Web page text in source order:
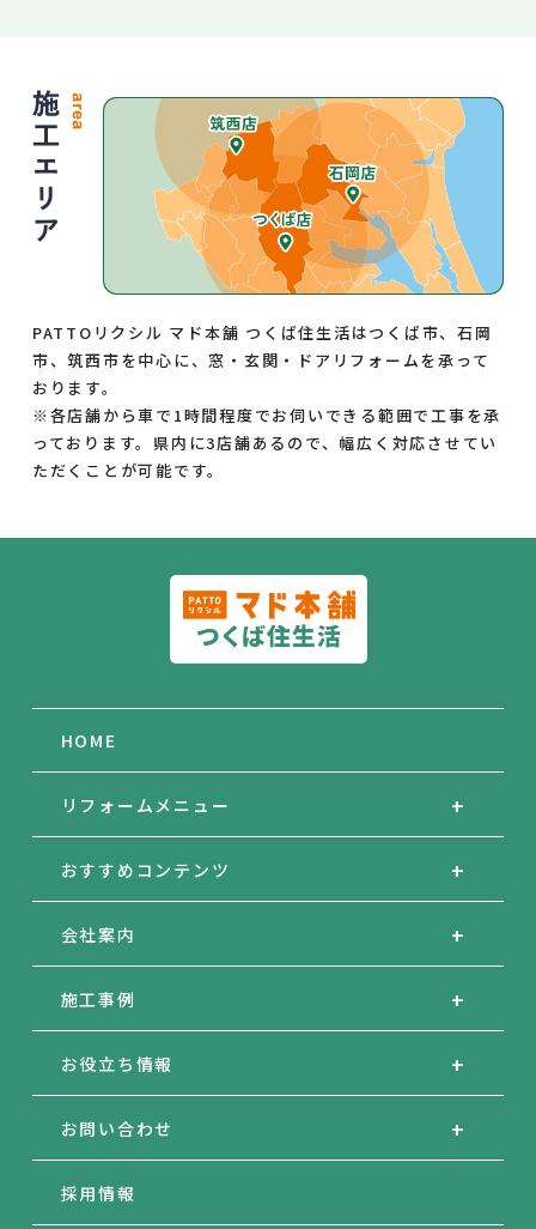
PATTOリクシル マド本舗 つくば住生活はつくば市、石岡
市、筑西市を中心に、窓・玄関・ドアリフォームを承って
おります。
※各店舗から車で1時間程度でお伺いできる範囲で工事を承
っております。県内に3店舗あるので、幅広く対応させてい
ただくことが可能です。
HOME
リフォームメニュー
おすすめコンテンツ
会社案内
施工事例
お役立ち情報
お問い合わせ
採用情報